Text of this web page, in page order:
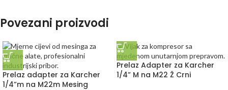
Povezani proizvodi
Prelaz adapter za Karcher
1/4”m na M22m Mesing
Prelaz Adapter za Karcher
1/4” M na M22 Ž Crni